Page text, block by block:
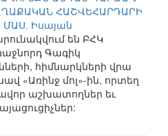
ՀԱՇՎԵՀԱՐԴԱՐԻ
ՄԱՍ. Իսայան
են ԲՀԿ
Գագիկ
հիմնարկների վրա
«Առինջ մոլ»-ին, որտեղ
աշխատողներ եւ